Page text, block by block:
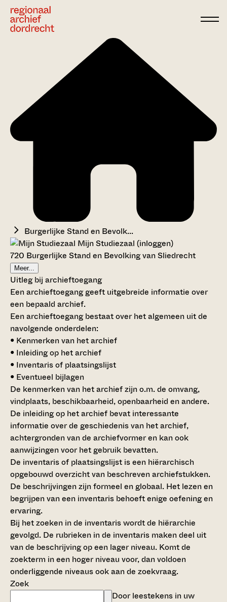
Burgerlijke Stand en Bevolk...
Mijn Studiezaal (inloggen)
720 Burgerlijke Stand en Bevolking van Sliedrecht
Meer...
Uitleg bij archieftoegang
Een archieftoegang geeft uitgebreide informatie over
een bepaald archief.
Een archieftoegang bestaat over het algemeen uit de
navolgende onderdelen:
• Kenmerken van het archief
• Inleiding op het archief
• Inventaris of plaatsingslijst
• Eventueel bijlagen
De kenmerken van het archief zijn o.m. de omvang,
vindplaats, beschikbaarheid, openbaarheid en andere.
De inleiding op het archief bevat interessante
informatie over de geschiedenis van het archief,
achtergronden van de archiefvormer en kan ook
aanwijzingen voor het gebruik bevatten.
De inventaris of plaatsingslijst is een hiërarchisch
opgebouwd overzicht van beschreven archiefstukken.
De beschrijvingen zijn formeel en globaal. Het lezen en
begrijpen van een inventaris behoeft enige oefening en
ervaring.
Bij het zoeken in de inventaris wordt de hiërarchie
gevolgd. De rubrieken in de inventaris maken deel uit
van de beschrijving op een lager niveau. Komt de
zoekterm in een hoger niveau voor, dan voldoen
onderliggende niveaus ook aan de zoekvraag.
Zoek
Door leestekens in uw